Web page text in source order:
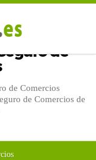
de
de Comercios
de Comercios de